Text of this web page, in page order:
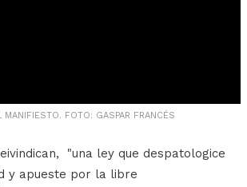
MANIFIESTO. FOTO: GASPAR FRANCÉS
"una ley que despatologice
y apueste por la libre